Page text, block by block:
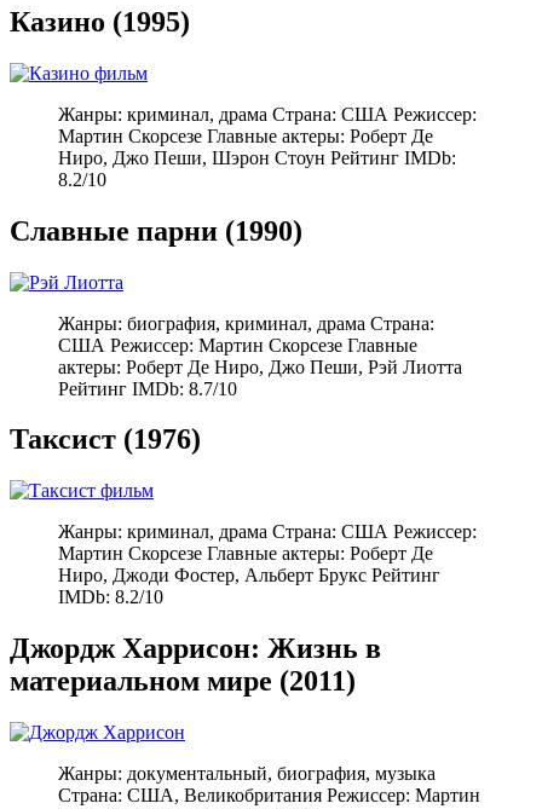
Казино (1995)
Жанры: криминал, драма Страна: США Режиссер:
Мартин Скорсезе Главные актеры: Роберт Де
Ниро, Джо Пеши, Шэрон Стоун Рейтинг IMDb:
8.2/10
Славные парни (1990)
Жанры: биография, криминал, драма Страна:
США Режиссер: Мартин Скорсезе Главные
актеры: Роберт Де Ниро, Джо Пеши, Рэй Лиотта
Рейтинг IMDb: 8.7/10
Таксист (1976)
Жанры: криминал, драма Страна: США Режиссер:
Мартин Скорсезе Главные актеры: Роберт Де
Ниро, Джоди Фостер, Альберт Брукс Рейтинг
IMDb: 8.2/10
Джордж Харрисон: Жизнь в
материальном мире (2011)
Жанры: документальный, биография, музыка
Страна: США, Великобритания Режиссер: Мартин